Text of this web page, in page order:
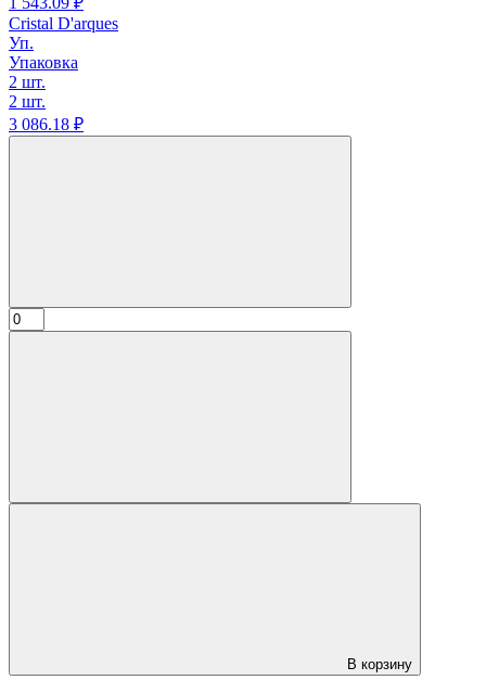
Cristal D'arques
Уп.
Упаковка
2 шт.
2 шт.
3 086.18 ₽
В корзину